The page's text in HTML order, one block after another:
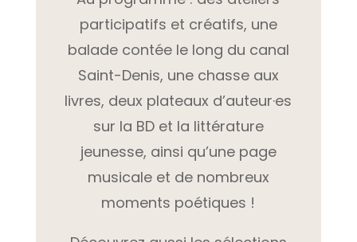
participatifs et créatifs, une
balade contée le long du canal
Saint-Denis, une chasse aux
livres, deux plateaux d’auteur·es
sur la BD et la littérature
jeunesse, ainsi qu’une page
musicale et de nombreux
moments poétiques !